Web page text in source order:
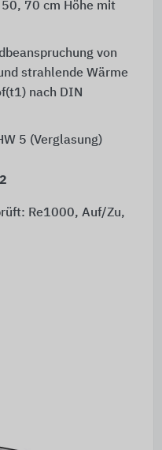
70 cm Höhe mit
von
strahlende Wärme
nach DIN
5 (Verglasung)
Re1000, Auf/Zu,